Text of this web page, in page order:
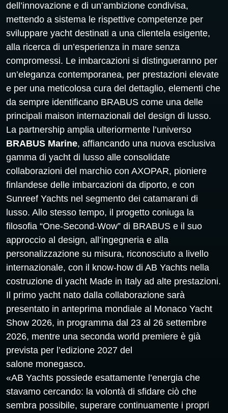
dell’innovazione e di un’ambizione condivisa,
mettendo a sistema le rispettive competenze per
sviluppare yacht destinati a una clientela esigente,
alla ricerca di un’esperienza in mare senza
compromessi. Le imbarcazioni si distingueranno per
un’eleganza contemporanea, per prestazioni elevate
e per una meticolosa cura del dettaglio, elementi che
da sempre identificano BRABUS come una delle
principali maison internazionali del design di lusso.
La partnership amplia ulteriormente l’universo
BRABUS Marine, affiancando una nuova esclusiva
gamma di yacht di lusso alle consolidate
collaborazioni del marchio con AXOPAR, pioniere
finlandese delle imbarcazioni da diporto, e con
Sunreef Yachts nel segmento dei catamarani di
lusso. Allo stesso tempo, il progetto coniuga la
filosofia “One-Second-Wow” di BRABUS e il suo
approccio al design, all’ingegneria e alla
personalizzazione su misura, riconosciuto a livello
internazionale, con il know-how di AB Yachts nella
costruzione di yacht Made in Italy ad alte prestazioni.
Il primo yacht nato dalla collaborazione sarà
presentato in anteprima mondiale al Monaco Yacht
Show 2026, in programma dal 23 al 26 settembre
2026, mentre una seconda world premiere è già
prevista per l’edizione 2027 del
salone monegasco.
«AB Yachts possiede esattamente l’energia che
stavamo cercando: la volontà di sfidare ciò che
sembra possibile, superare continuamente i propri